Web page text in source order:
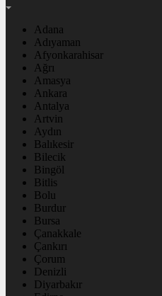
Adana
Adıyaman
Afyonkarahisar
Ağrı
Amasya
Ankara
Antalya
Artvin
Aydın
Balıkesir
Bilecik
Bingöl
Bitlis
Bolu
Burdur
Bursa
Çanakkale
Çankırı
Çorum
Denizli
Diyarbakır